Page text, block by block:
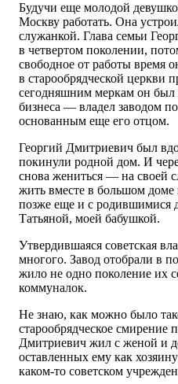
Будучи еще молодой
Москву работать. Она
служанкой. Глава семьи
в четвертом поколении,
свободное от работы время
в старообрядческой церкви
сегодняшним меркам он был
бизнеса — владел заводом
основанным еще его отцом.
Георгий Дмитриевич был
покинули родной дом. И
снова жениться — на своей
жить вместе в большом доме
позже еще и с родившимися
Татьяной, моей бабушкой.
Утвердившаяся советская
многого. Завод отобрали в
жило не одно поколение их
коммуналок.
Не знаю, как можно было
старообрядческое смирение
Дмитриевич жил с женой и
оставленных ему как
каком-то советском